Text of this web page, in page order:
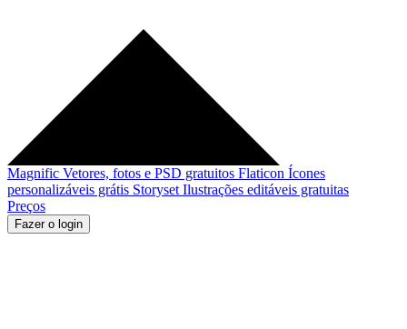
Magnific Vetores, fotos e PSD gratuitos Flaticon Ícones
personalizáveis grátis Storyset Ilustrações editáveis gratuitas
Preços
Fazer o login